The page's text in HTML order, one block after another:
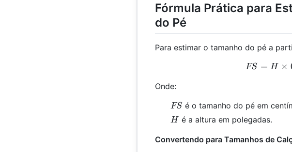
Fórmula Prática para
do Pé
Para estimar o tamanho do pé a
FS
FS = H ×
Onde:
FS
FS é o tamanho do pé em
H
H é a altura em polegadas.
Convertendo para Tamanhos de